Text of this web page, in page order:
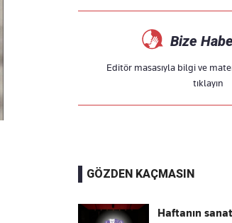
Bize
Editör masasıyla bilgi ve
tıklayın
GÖZDEN KAÇMASIN
Haftanın